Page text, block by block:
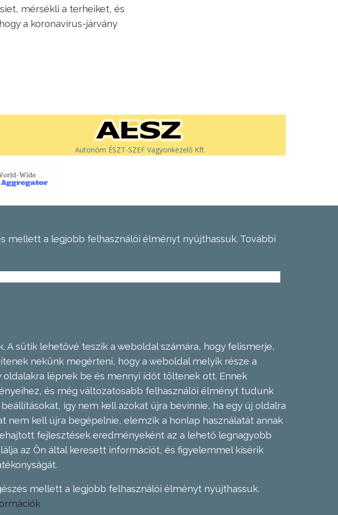
mérsékli a terheiket, és
a koronavírus-járvány
Autonóm ÉSZT-SZEF Vagyonkezelő Kft.
mellett a legjobb felhasználói élményt nyújthassuk. További
sütik lehetővé teszik a weboldal számára, hogy felismerje,
nekünk megérteni, hogy a weboldal melyik része a
lépnek be és mennyi időt töltenek ott. Ennek
és még változatosabb felhasználói élményt tudunk
így nem kell azokat újra bevinnie, ha egy új oldalra
kell újra begépelnie, elemzik a honlap használatát annak
fejlesztések eredményeként az a lehető legnagyobb
az Ön által keresett információt, és figyelemmel kísérik
mellett a legjobb felhasználói élményt nyújthassuk.